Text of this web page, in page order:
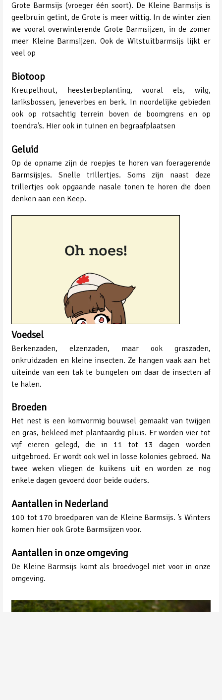
Grote Barmsijs (vroeger één soort). De Kleine Barmsijs is
geelbruin getint, de Grote is meer wittig. In de winter zien
we vooral overwinterende Grote Barmsijzen, in de zomer
meer Kleine Barmsijzen. Ook de Witstuitbarmsijs lijkt er
veel op
Biotoop
Kreupelhout, heesterbeplanting, vooral els, wilg,
lariksbossen, jeneverbes en berk. In noordelijke gebieden
ook op rotsachtig terrein boven de boomgrens en op
toendra’s. Hier ook in tuinen en begraafplaatsen
Geluid
Op de opname zijn de roepjes te horen van foeragerende
Barmsijsjes. Snelle trillertjes. Soms zijn naast deze
trillertjes ook opgaande nasale tonen te horen die doen
denken aan een Keep.
Voedsel
Berkenzaden, elzenzaden, maar ook graszaden,
onkruidzaden en kleine insecten. Ze hangen vaak aan het
uiteinde van een tak te bungelen om daar de insecten af
te halen.
Broeden
Het nest is een komvormig bouwsel gemaakt van twijgen
en gras, bekleed met plantaardig pluis. Er worden vier tot
vijf eieren gelegd, die in 11 tot 13 dagen worden
uitgebroed. Er wordt ook wel in losse kolonies gebroed. Na
twee weken vliegen de kuikens uit en worden ze nog
enkele dagen gevoerd door beide ouders.
Aantallen in Nederland
100 tot 170 broedparen van de Kleine Barmsijs. ’s Winters
komen hier ook Grote Barmsijzen voor.
Aantallen in onze omgeving
De Kleine Barmsijs komt als broedvogel niet voor in onze
omgeving.